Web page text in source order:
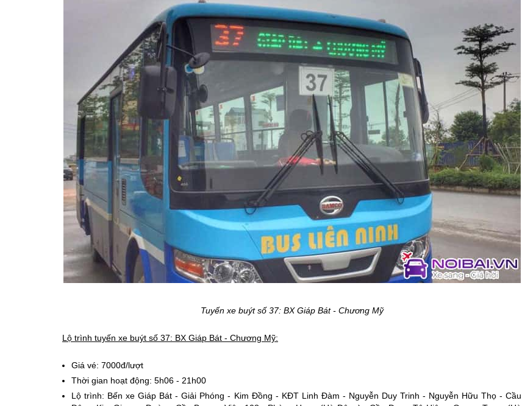
Tuyến xe buýt số 37: BX Giáp Bát - Chương Mỹ
Lộ trình tuyến xe buýt số 37: BX Giáp Bát - Chương Mỹ:
Giá vé: 7000đ/lượt
Thời gian hoạt động: 5h06 - 21h00
Lộ trình: Bến xe Giáp Bát - Giải Phóng - Kim Đồng - KĐT Linh Đàm - Nguyễn Duy Trinh - Nguyễn Hữu Thọ - Cầu